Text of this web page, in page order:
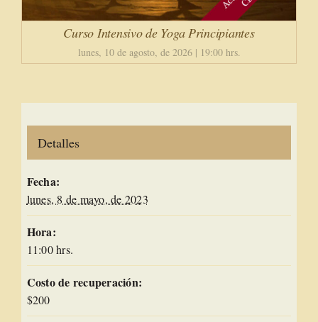
Curso Intensivo de Yoga Principiantes
lunes, 10 de agosto, de 2026 | 19:00 hrs.
Detalles
Fecha:
lunes, 8 de mayo, de 2023
Hora:
11:00 hrs.
Costo de recuperación:
$200